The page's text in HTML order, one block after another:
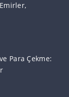
Para Çekme: